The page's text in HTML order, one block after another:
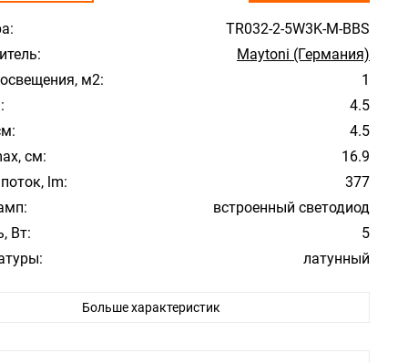
TR032-2-5W3K-M-BBS
Maytoni (Германия)
м2:
1
4.5
4.5
см:
16.9
lm:
377
встроенный светодиод
Вт:
5
латунный
Больше характеристик